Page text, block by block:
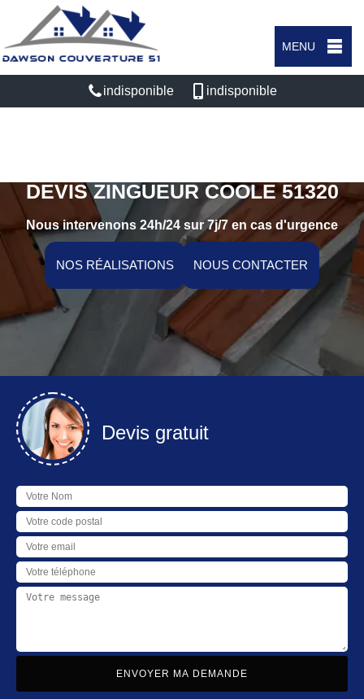
MENU
indisponible indisponible
DEVIS ZINGUEUR COOLE 51320
Nous intervenons 24h/24 sur 7j/7 en cas d'urgence
NOS RÉALISATIONS NOUS CONTACTER
Devis gratuit